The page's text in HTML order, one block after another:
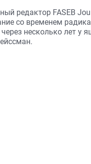
редактор FASEB
со временем
несколько лет у